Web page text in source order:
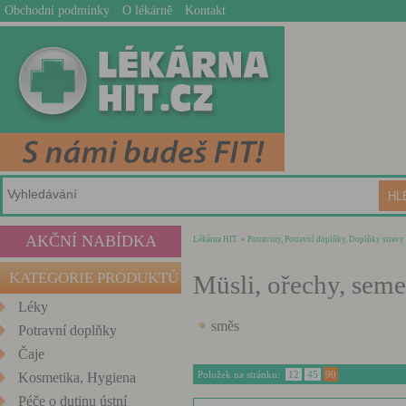
Obchodní podmínky O lékárně Kontakt
AKČNÍ NABÍDKA
KATEGORIE PRODUKTŮ
Léky
Potravní doplňky
Čaje
Kosmetika, Hygiena
Péče o dutinu ústní
Lékárna HIT » Potraviny, Potravní doplňky, Doplňky stravy
Müsli, ořechy,
směs
Položek na stránku: 12 45 90